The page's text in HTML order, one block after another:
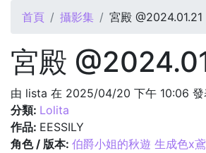
您在這裡
首頁 攝影集 宮殿 @2024.01.21
宮殿
由 lista 在 2025/04/20 下午 10:06 發
分類: Lolita
作品: EESSILY
角色 / 版本: 伯爵小姐的秋遊 生成色x